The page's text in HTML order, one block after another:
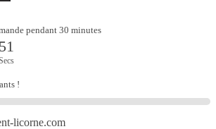
pendant 30 minutes
51
!